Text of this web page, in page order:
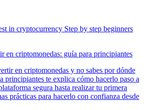
en criptomonedas: guía para principiantes
en criptomonedas y no sabes por dónde
principiantes te explica cómo hacerlo paso a
segura hasta realizar tu primera
prácticas para hacerlo con confianza desde